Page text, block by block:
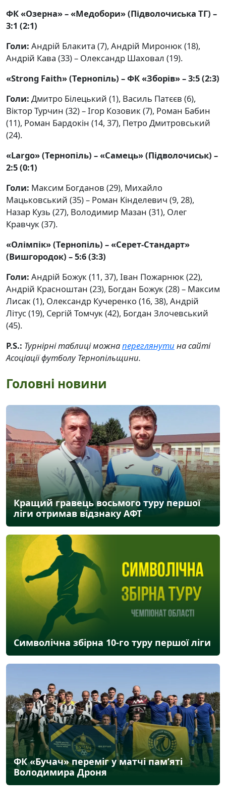
ФК «Озерна» – «Медобори» (Підволочиська ТГ) –
3:1 (2:1)
Голи: Андрій Блакита (7), Андрій Миронюк (18),
Андрій Кава (33) – Олександр Шаховал (19).
«Strong Faith» (Тернопіль) – ФК «Зборів» – 3:5 (2:3)
Голи: Дмитро Білецький (1), Василь Патєєв (6),
Віктор Турчин (32) – Ігор Козовик (7), Роман Бабин
(11), Роман Бардокін (14, 37), Петро Дмитровський
(24).
«Largo» (Тернопіль) – «Самець» (Підволочиськ) –
2:5 (0:1)
Голи: Максим Богданов (29), Михайло
Мацьковський (35) – Роман Кінделевич (9, 28),
Назар Кузь (27), Володимир Мазан (31), Олег
Кравчук (37).
«Олімпік» (Тернопіль) – «Серет-Стандарт»
(Вишгородок) – 5:6 (3:3)
Голи: Андрій Божук (11, 37), Іван Пожарнюк (22),
Андрій Красноштан (23), Богдан Божук (28) – Максим
Лисак (1), Олександр Кучеренко (16, 38), Андрій
Літус (19), Сергій Томчук (42), Богдан Злочевський
(45).
P.S.: Турнірні таблиці можнапереглянути на сайті
Асоціації футболу Тернопільщини.
Головні новини
Кращий гравець восьмого туру першої
ліги отримав відзнаку АФТ
Символічна збірна 10-го туру першої ліги
ФК «Бучач» переміг у матчі пам’яті
Володимира Дроня